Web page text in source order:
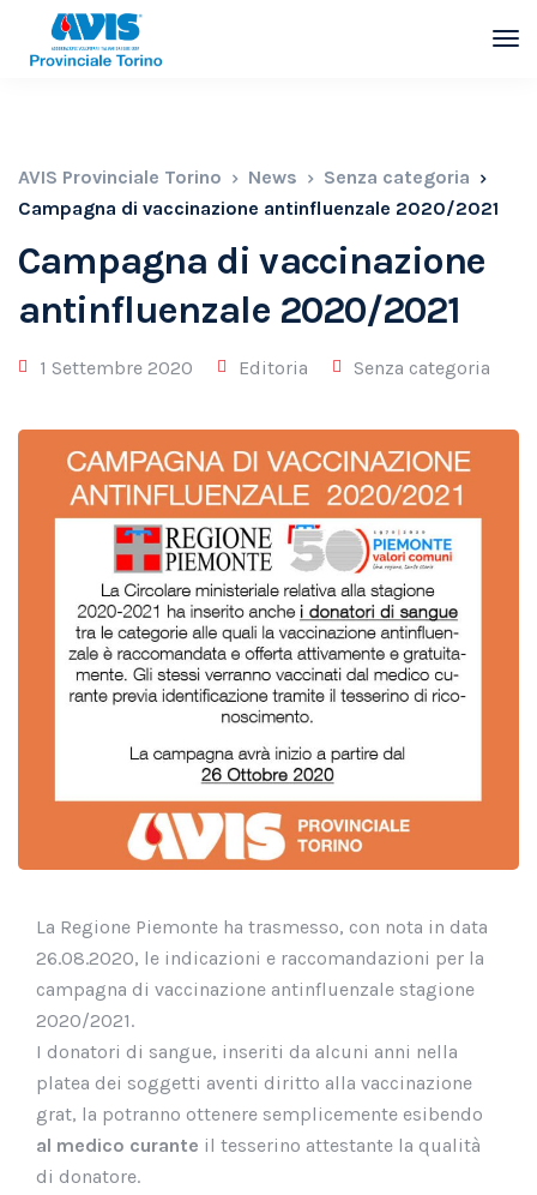
AVIS Provinciale Torino News
Senza categoria
Campagna di vaccinazione antinfluenzale 2020/2021
Campagna di vaccinazione
antinfluenzale 2020/2021
1 Settembre 2020 Editoria Senza categoria
La Regione Piemonte ha trasmesso, con nota in data
26.08.2020, le indicazioni e raccomandazioni per la
campagna di vaccinazione antinfluenzale stagione
2020/2021.
I donatori di sangue, inseriti da alcuni anni nella
platea dei soggetti aventi diritto alla vaccinazione
grat, la potranno ottenere semplicemente esibendo
al medico curante il tesserino attestante la qualità
di donatore.